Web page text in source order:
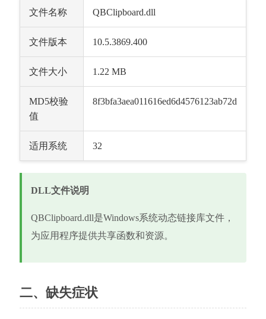
文件名称 QBClipboard.dll
文件版本 10.5.3869.400
文件大小 1.22 MB
MD5校验
值
8f3bfa3aea011616ed6d4576123ab72d
适用系统 32
DLL文件说明
QBClipboard.dll是Windows系统动态链接库文件，
为应用程序提供共享函数和资源。
二、缺失症状